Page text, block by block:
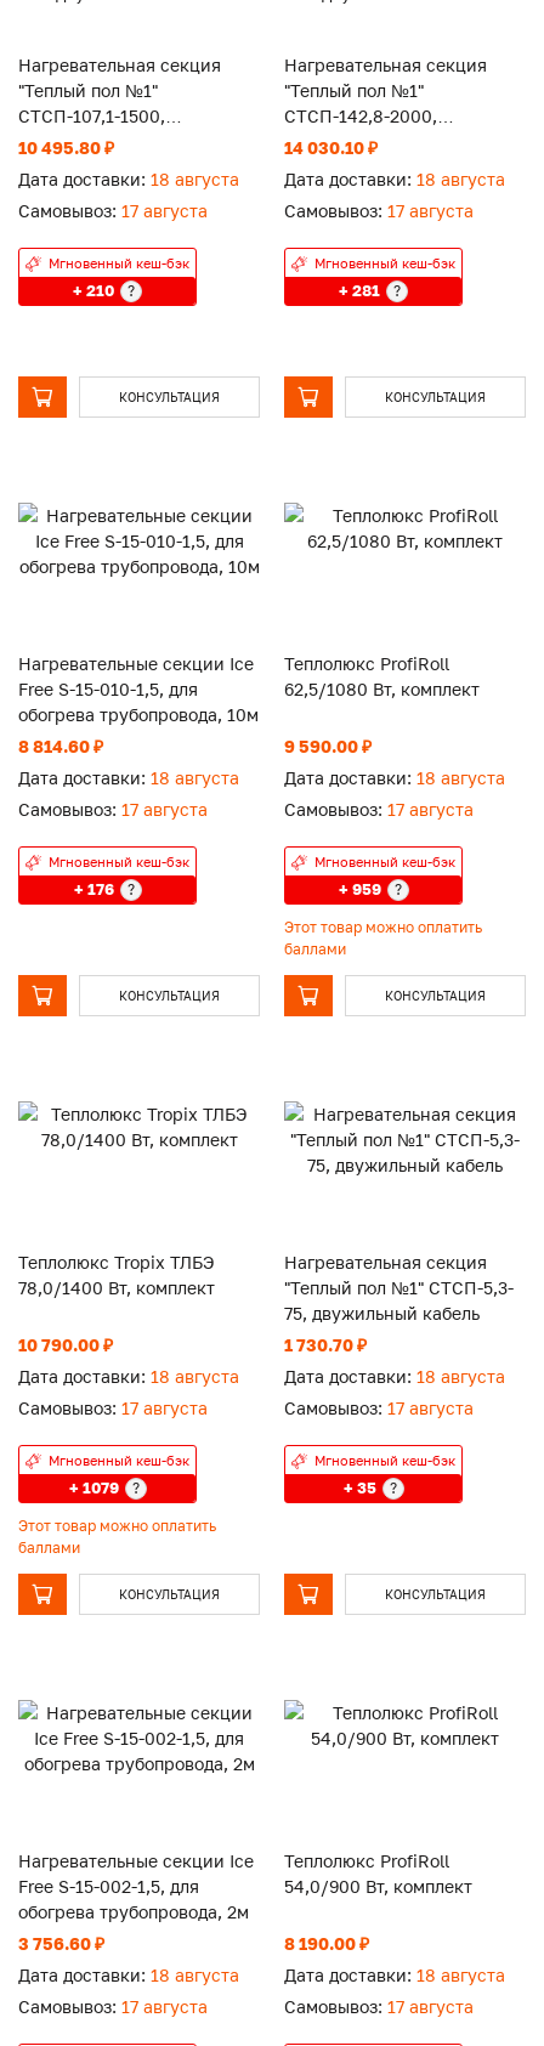
Нагревательная секция
"Теплый пол №1"
СТСП-107,1-1500,
двужильный кабель
10 495.80 ₽
Дата доставки: 18 августа
Самовывоз: 17 августа
Мгновенный кеш-бэк
+ 210 ?
КОНСУЛЬТАЦИЯ
Нагревательная секция
"Теплый пол №1"
СТСП-142,8-2000,
двужильный кабель
14 030.10 ₽
Дата доставки: 18 августа
Самовывоз: 17 августа
Мгновенный кеш-бэк
+ 281 ?
КОНСУЛЬТАЦИЯ
Нагревательные секции Ice
Free S-15-010-1,5, для
обогрева трубопровода, 10м
8 814.60 ₽
Дата доставки: 18 августа
Самовывоз: 17 августа
Мгновенный кеш-бэк
+ 176 ?
КОНСУЛЬТАЦИЯ
Теплолюкс ProfiRoll
62,5/1080 Вт, комплект
9 590.00 ₽
Дата доставки: 18 августа
Самовывоз: 17 августа
Мгновенный кеш-бэк
+ 959 ?
Этот товар можно оплатить
баллами
КОНСУЛЬТАЦИЯ
Теплолюкс Tropix ТЛБЭ
78,0/1400 Вт, комплект
10 790.00 ₽
Дата доставки: 18 августа
Самовывоз: 17 августа
Мгновенный кеш-бэк
+ 1079 ?
Этот товар можно оплатить
баллами
КОНСУЛЬТАЦИЯ
Нагревательная секция
"Теплый пол №1" СТСП-5,3-
75, двужильный кабель
1 730.70 ₽
Дата доставки: 18 августа
Самовывоз: 17 августа
Мгновенный кеш-бэк
+ 35 ?
КОНСУЛЬТАЦИЯ
Нагревательные секции Ice
Free S-15-002-1,5, для
обогрева трубопровода, 2м
3 756.60 ₽
Дата доставки: 18 августа
Самовывоз: 17 августа
Теплолюкс ProfiRoll
54,0/900 Вт, комплект
8 190.00 ₽
Дата доставки: 18 августа
Самовывоз: 17 августа